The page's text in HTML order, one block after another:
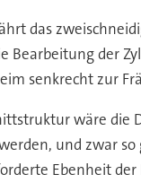
das
Bearbeitung der
senkrecht zur
wäre die
und zwar
Ebenheit